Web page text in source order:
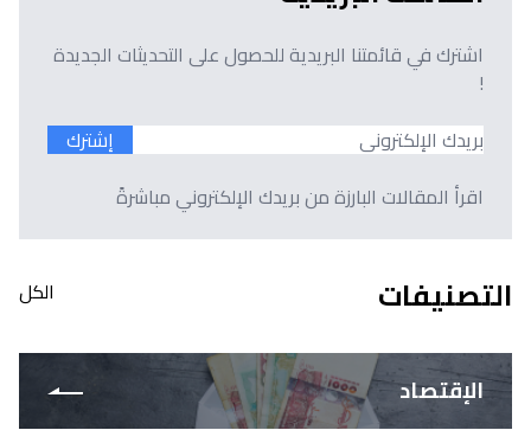
اشترك في قائمتنا البريدية للحصول على التحديثات الجديدة
!
إشترك
اقرأ المقالات البارزة من بريدك الإلكتروني مباشرةً
التصنيفات الكل
الإقتصاد